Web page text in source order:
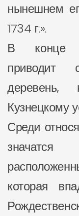
нынешнем
1734 г.».
В конце
приводит
деревень,
Кузнецкому
Среди
которая